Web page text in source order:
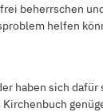
beherrschen
helfen
haben sich dafür